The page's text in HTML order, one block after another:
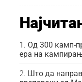
Од 300 камп-
ера на
Што да